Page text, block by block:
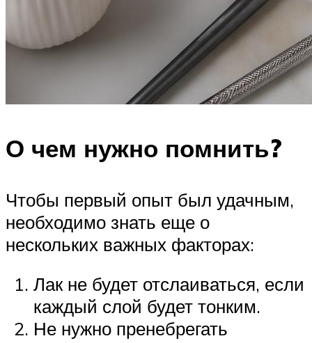
О чем нужно помнить?
Чтобы первый опыт был удачным,
необходимо знать еще о
нескольких важных факторах:
Лак не будет отслаиваться, если
каждый слой будет тонким.
Не нужно пренебрегать